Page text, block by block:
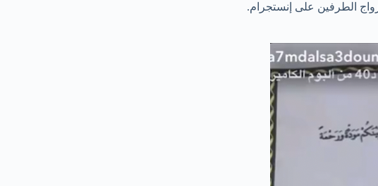
الطرفين على إنستجرام.